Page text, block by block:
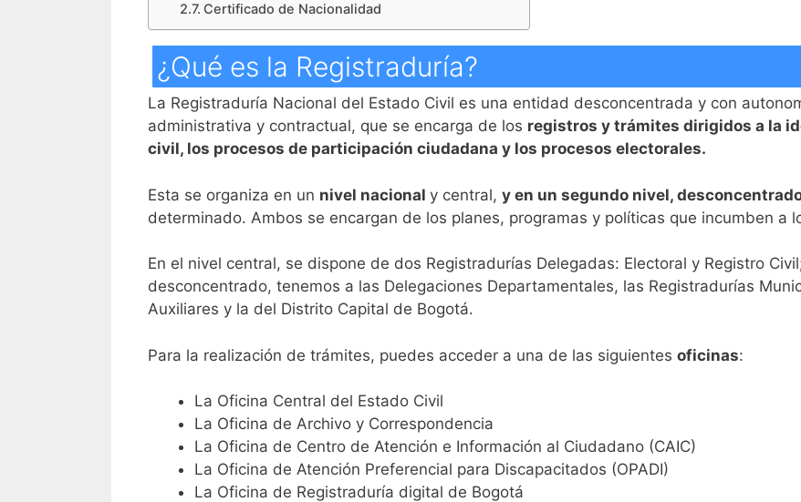
Certificado de Nacionalidad
¿Qué es la Registraduría?
La Registraduría Nacional del Estado Civil es una entidad desconcentrada y con
administrativa y contractual, que se encarga de los registros y trámites dirigidos a la
civil, los procesos de participación ciudadana y los procesos electorales.
Esta se organiza en un nivel nacional y central, y en un segundo nivel,
determinado. Ambos se encargan de los planes, programas y políticas que incumben a
En el nivel central, se dispone de dos Registradurías Delegadas: Electoral y Registro
desconcentrado, tenemos a las Delegaciones Departamentales, las Registradurías
Auxiliares y la del Distrito Capital de Bogotá.
Para la realización de trámites, puedes acceder a una de las siguientes oficinas:
La Oficina Central del Estado Civil
La Oficina de Archivo y Correspondencia
La Oficina de Centro de Atención e Información al Ciudadano (CAIC)
La Oficina de Atención Preferencial para Discapacitados (OPADI)
La Oficina de Registraduría digital de Bogotá